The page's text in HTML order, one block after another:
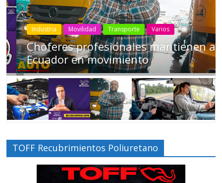
Industria Movilidad Transporte Varios
Choferes profesionales mantienen a
Ecuador en movimiento
TOFF Recubrimientos Poliuretano